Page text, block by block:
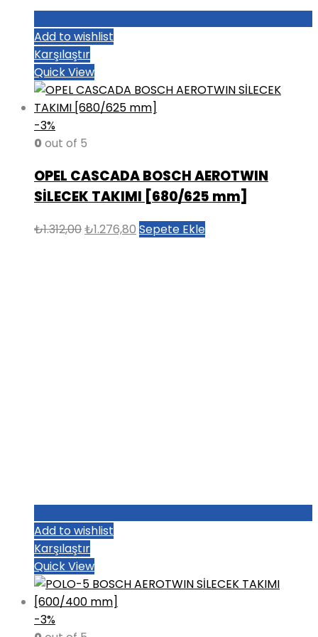
Add to wishlist
Karşılaştır
Quick View
-3%
0 out of 5
OPEL CASCADA BOSCH AEROTWIN
SİLECEK TAKIMI [680/625 mm]
₺1.312,00Orijinal
₺1.276,80 Şu
Sepete Ekle
Add to wishlist
Karşılaştır
Quick View
-3%